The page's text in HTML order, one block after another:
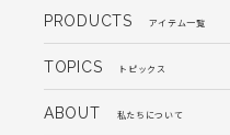
PRODUCTS アイテム一覧
TOPICS トピックス
ABOUT 私たちについて